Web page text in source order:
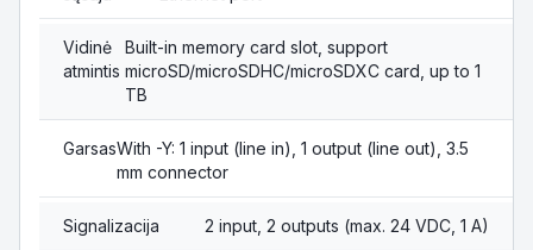
Vidinė
atmintis
Built-in memory card slot, support
microSD/microSDHC/microSDXC card, up to 1
TB
GarsasWith -Y: 1 input (line in), 1 output (line out), 3.5
mm connector
Signalizacija 2 input, 2 outputs (max. 24 VDC, 1 A)